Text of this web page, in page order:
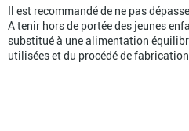
Il est recommandé de ne pas
A tenir hors de portée des jeunes
substitué à une alimentation
utilisées et du procédé de fabrication,